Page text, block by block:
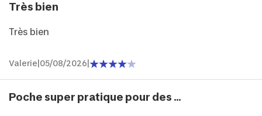
Très bien
Très bien
Valerie 05/08/2026
Poche super pratique pour des ...